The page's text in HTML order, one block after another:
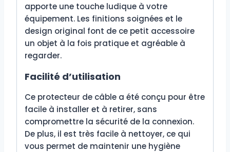
apporte une touche ludique à votre
équipement. Les finitions soignées et le
design original font de ce petit accessoire
un objet à la fois pratique et agréable à
regarder.
Facilité d’utilisation
Ce protecteur de câble a été conçu pour être
facile à installer et à retirer, sans
compromettre la sécurité de la connexion.
De plus, il est très facile à nettoyer, ce qui
vous permet de maintenir une hygiène